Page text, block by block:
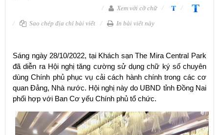
Xem với cỡ chữ
Sao chép địa chỉ bài viết In bài viết này
Sáng ngày 28/10/2022, tại Khách sạn The Mira Central Park
đã diễn ra Hội nghị tăng cường sử dụng chữ ký số chuyên
dùng Chính phủ phục vụ cải cách hành chính trong các cơ
quan Đảng, Nhà nước. Hội nghị này do UBND tỉnh Đồng Nai
phối hợp với Ban Cơ yếu Chính phủ tổ chức.